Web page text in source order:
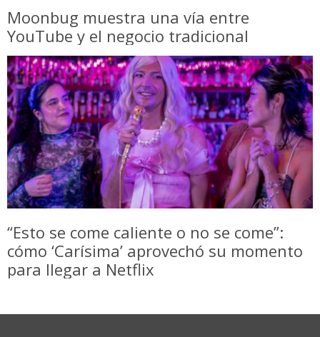
Moonbug muestra una vía entre
YouTube y el negocio tradicional
“Esto se come caliente o no se come”:
cómo ‘Carísima’ aprovechó su momento
para llegar a Netflix